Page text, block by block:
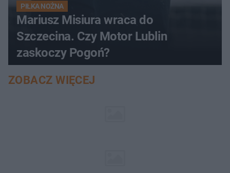
PIŁKA NOŻNA
Mariusz Misiura wraca do
Szczecina. Czy Motor Lublin
zaskoczy Pogoń?
ZOBACZ WIĘCEJ